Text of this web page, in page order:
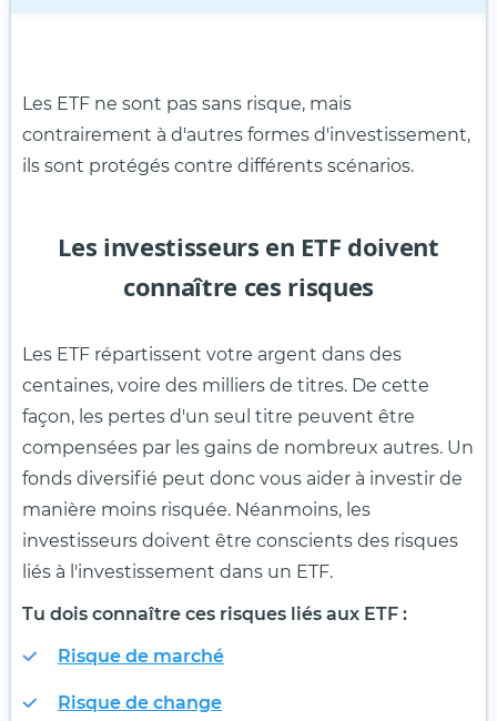
Les ETF ne sont pas sans risque, mais
contrairement à d'autres formes d'investissement,
ils sont protégés contre différents scénarios.
Les investisseurs en ETF doivent
connaître ces risques
Tu dois connaître ces risques liés aux ETF :
Risque de marché
Risque de change
Les ETF répartissent votre argent dans des
centaines, voire des milliers de titres. De cette
façon, les pertes d'un seul titre peuvent être
compensées par les gains de nombreux autres. Un
fonds diversifié peut donc vous aider à investir de
manière moins risquée. Néanmoins, les
investisseurs doivent être conscients des risques
liés à l'investissement dans un ETF.